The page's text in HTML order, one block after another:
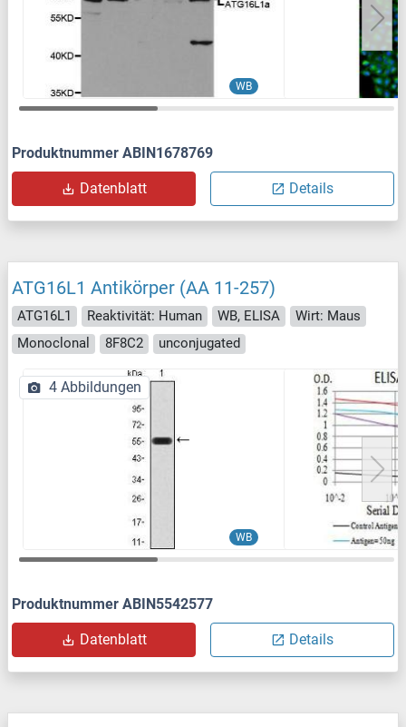
WB
Produktnummer ABIN1678769
Datenblatt Details
ATG16L1 Antikörper (AA 11-257)
ATG16L1 Reaktivität: Human WB, ELISA
Wirt: Maus
Monoclonal
8F8C2 unconjugated
WB
4 Abbildungen
Produktnummer ABIN5542577
Datenblatt Details